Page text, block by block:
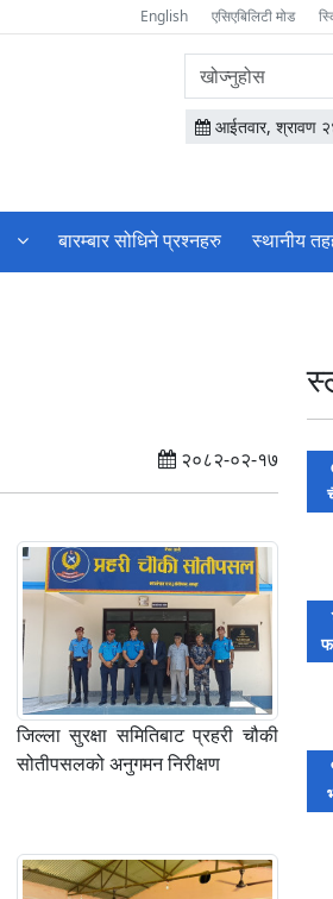
English एसिएबिलिटी मोड
वेबसाइटमा
सामग्री
खोज्नुहोस
आईतवार, श्रावण
बारम्बार सोधिने प्रश्नहरु स्थानीय
२०८२-०२-१७
जिल्ला सुरक्षा समितिबाट प्रहरी चौकी
सोतीपसलको अनुगमन निरीक्षण